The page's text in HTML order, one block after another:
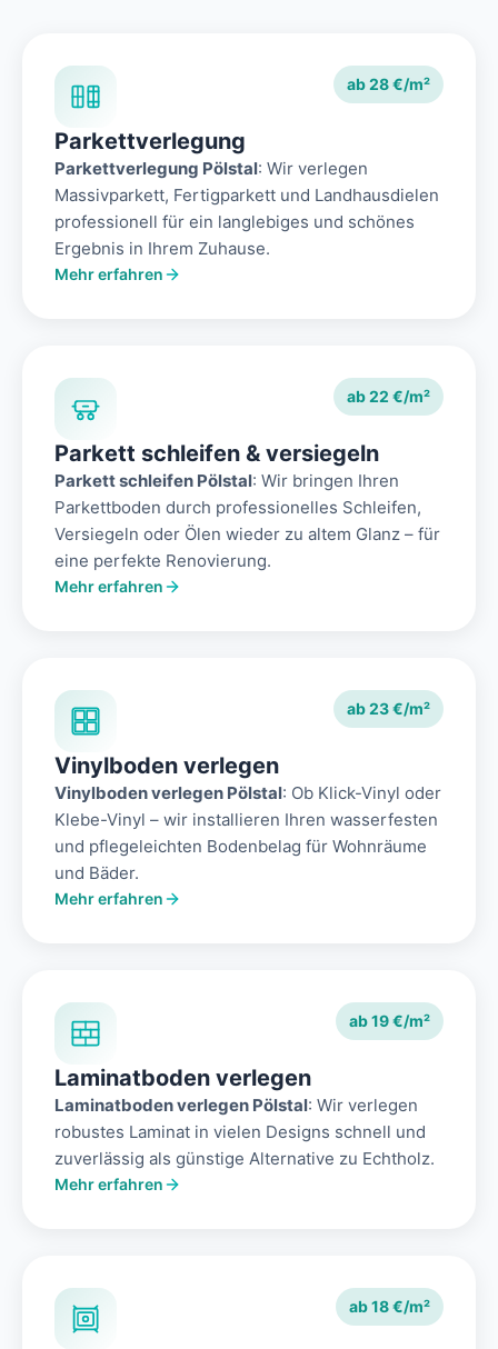
ab 28 €/m²
Parkettverlegung
Parkettverlegung Pölstal: Wir verlegen
Massivparkett, Fertigparkett und Landhausdielen
professionell für ein langlebiges und schönes
Ergebnis in Ihrem Zuhause.
Mehr erfahren
ab 22 €/m²
Parkett schleifen & versiegeln
Parkett schleifen Pölstal: Wir bringen Ihren
Parkettboden durch professionelles Schleifen,
Versiegeln oder Ölen wieder zu altem Glanz – für
eine perfekte Renovierung.
Mehr erfahren
ab 23 €/m²
Vinylboden verlegen
Vinylboden verlegen Pölstal: Ob Klick-Vinyl oder
Klebe-Vinyl – wir installieren Ihren wasserfesten
und pflegeleichten Bodenbelag für Wohnräume
und Bäder.
Mehr erfahren
ab 19 €/m²
Laminatboden verlegen
Laminatboden verlegen Pölstal: Wir verlegen
robustes Laminat in vielen Designs schnell und
zuverlässig als günstige Alternative zu Echtholz.
Mehr erfahren
ab 18 €/m²